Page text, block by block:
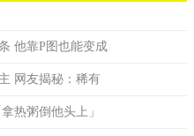
他靠P图也能变成
网友揭秘：稀有
热粥倒他头上」